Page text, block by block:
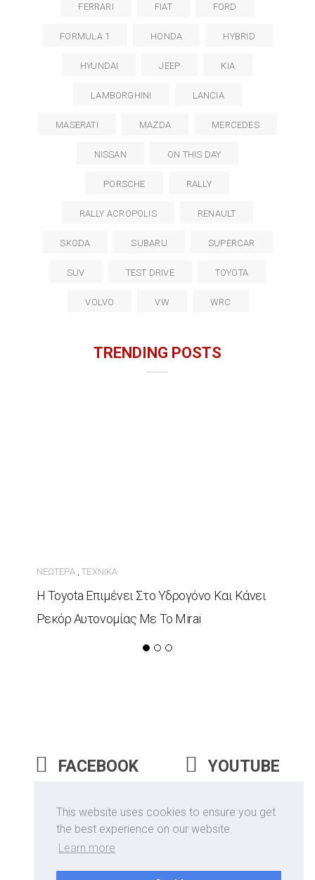
This website uses cookies to ensure you get
the best experience on our website.
Learn more
FERRARI FIAT FORD
FORMULA 1 HONDA HYBRID
HYUNDAI JEEP KIA
LAMBORGHINI LANCIA
MASERATI MAZDA MERCEDES
NISSAN ON THIS DAY
PORSCHE RALLY
RALLY ACROPOLIS RENAULT
SKODA SUBARU SUPERCAR
SUV TEST DRIVE TOYOTA
VOLVO VW WRC
TRENDING POSTS
ΝΕΏΤΕΡΑ,ΤΕΧΝΙΚΆ
Η Toyota Επιμένει Στο Υδρογόνο Και Κάνει
Ρεκόρ Αυτονομίας Με Το Mirai
FACEBOOK
YOUTUBE
INSTAGRAM